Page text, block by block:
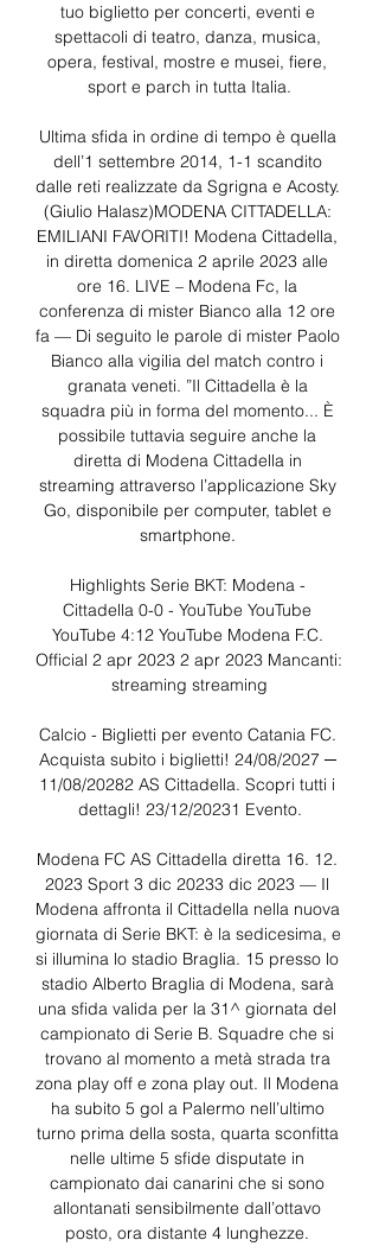
tuo biglietto per concerti, eventi e
spettacoli di teatro, danza, musica,
opera, festival, mostre e musei, fiere,
sport e parch in tutta Italia.
Ultima sfida in ordine di tempo è quella
dell’1 settembre 2014, 1-1 scandito
dalle reti realizzate da Sgrigna e Acosty.
(Giulio Halasz)MODENA CITTADELLA:
EMILIANI FAVORITI! Modena Cittadella,
in diretta domenica 2 aprile 2023 alle
ore 16. LIVE – Modena Fc, la
conferenza di mister Bianco alla 12 ore
fa — Di seguito le parole di mister Paolo
Bianco alla vigilia del match contro i
granata veneti. ”Il Cittadella è la
squadra più in forma del momento... È
possibile tuttavia seguire anche la
diretta di Modena Cittadella in
streaming attraverso l’applicazione Sky
Go, disponibile per computer, tablet e
smartphone.
Highlights Serie BKT: Modena -
Cittadella 0-0 - YouTube YouTube
YouTube 4:12 YouTube Modena F.C.
Official 2 apr 2023 2 apr 2023 Mancanti:
streaming streaming
Calcio - Biglietti per evento Catania FC.
Acquista subito i biglietti! 24/08/2027 ─
11/08/20282 AS Cittadella. Scopri tutti i
dettagli! 23/12/20231 Evento.
Modena FC AS Cittadella diretta 16. 12.
2023 Sport 3 dic 20233 dic 2023 — Il
Modena affronta il Cittadella nella nuova
giornata di Serie BKT: è la sedicesima, e
si illumina lo stadio Braglia. 15 presso lo
stadio Alberto Braglia di Modena, sarà
una sfida valida per la 31^ giornata del
campionato di Serie B. Squadre che si
trovano al momento a metà strada tra
zona play off e zona play out. Il Modena
ha subito 5 gol a Palermo nell’ultimo
turno prima della sosta, quarta sconfitta
nelle ultime 5 sfide disputate in
campionato dai canarini che si sono
allontanati sensibilmente dall’ottavo
posto, ora distante 4 lunghezze.